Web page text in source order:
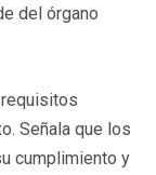
del órgano
Señala que los
cumplimiento y